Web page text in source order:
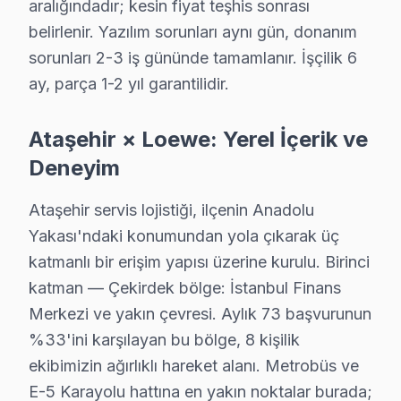
· Loewe fabrika servis sertifikası
· Orijinal ve OEM yedek parça tedarikçisi
· 2010'dan günümüze tüm Loewe modelleri
Ataşehir Servis İstatistikleri
· Ataşehir'de
· Müşteri memnuniyeti
· Ortalama tamir süresi:1–2 iş günü
Bu sayfayla ilgili hizmet sayfaları:
↑ Loewe Servis Ana Sayfası
↑ Ataşehir TV Servis Merkezi
aralığındadır; kesin fiyat teşhis sonrası
belirlenir. Yazılım sorunları aynı gün, donanım
sorunları 2-3 iş gününde tamamlanır. İşçilik 6
ay, parça 1-2 yıl garantilidir.
Ataşehir × Loewe: Yerel İçerik ve
Deneyim
Ataşehir servis lojistiği, ilçenin Anadolu
Yakası'ndaki konumundan yola çıkarak üç
katmanlı bir erişim yapısı üzerine kurulu. Birinci
katman — Çekirdek bölge: İstanbul Finans
Merkezi ve yakın çevresi. Aylık 73 başvurunun
%33'ini karşılayan bu bölge, 8 kişilik
ekibimizin ağırlıklı hareket alanı. Metrobüs ve
E-5 Karayolu hattına en yakın noktalar burada;